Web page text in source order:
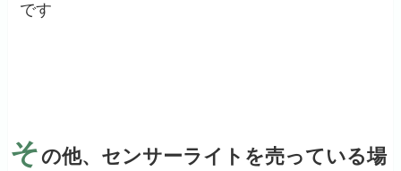
です
そ の他、センサーライトを売っている場